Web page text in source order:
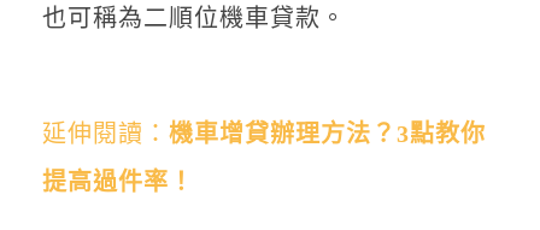
也可稱為二順位機車貸款。
延伸閱讀： 機車增貸辦理方法？3點教你
提高過件率！